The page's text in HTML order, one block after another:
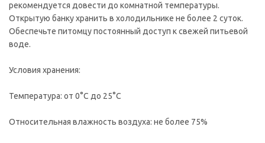
рекомендуется довести до комнатной температуры.
Открытую банку хранить в холодильнике не более 2 суток.
Обеспечьте питомцу постоянный доступ к свежей питьевой
воде.
Условия хранения:
Температура: от 0°С до 25°С
Относительная влажность воздуха: не более 75%